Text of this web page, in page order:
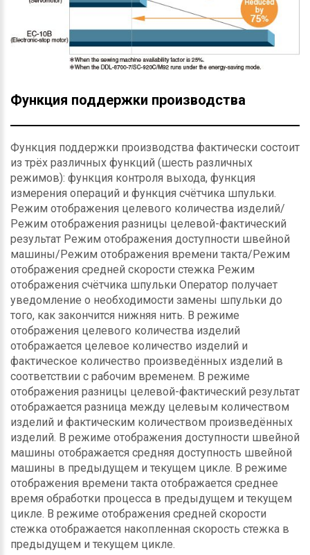
Функция поддержки производства
Функция поддержки производства фактически состоит
из трёх различных функций (шесть различных
режимов): функция контроля выхода, функция
измерения операций и функция счётчика шпульки.
Режим отображения целевого количества изделий/
Режим отображения разницы целевой-фактический
результат Режим отображения доступности швейной
машины/Режим отображения времени такта/Режим
отображения средней скорости стежка Режим
отображения счётчика шпульки Оператор получает
уведомление о необходимости замены шпульки до
того, как закончится нижняя нить. В режиме
отображения целевого количества изделий
отображается целевое количество изделий и
фактическое количество произведённых изделий в
соответствии с рабочим временем. В режиме
отображения разницы целевой-фактический результат
отображается разница между целевым количеством
изделий и фактическим количеством произведённых
изделий. В режиме отображения доступности швейной
машины отображается средняя доступность швейной
машины в предыдущем и текущем цикле. В режиме
отображения времени такта отображается среднее
время обработки процесса в предыдущем и текущем
цикле. В режиме отображения средней скорости
стежка отображается накопленная скорость стежка в
предыдущем и текущем цикле.